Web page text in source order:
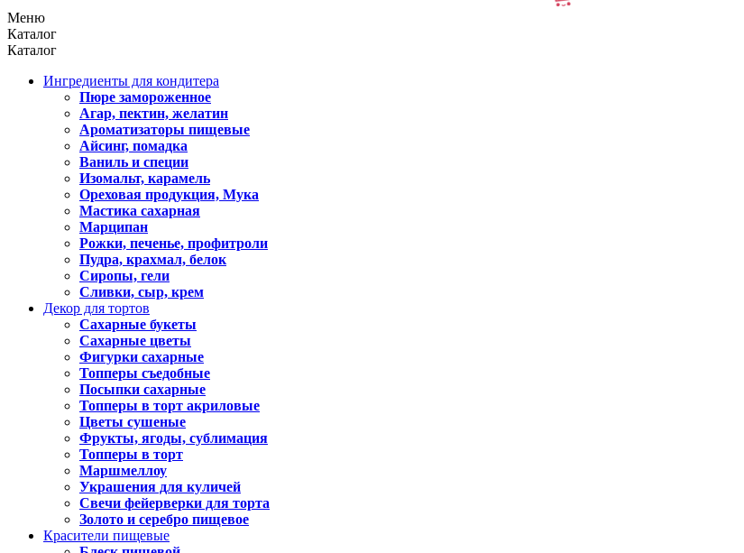
Меню
Каталог
Каталог
Ингредиенты для кондитера
Пюре замороженное
Агар, пектин, желатин
Ароматизаторы пищевые
Айсинг, помадка
Ваниль и специи
Изомальт, карамель
Ореховая продукция, Мука
Мастика сахарная
Марципан
Рожки, печенье, профитроли
Пудра, крахмал, белок
Сиропы, гели
Сливки, сыр, крем
Декор для тортов
Сахарные букеты
Сахарные цветы
Фигурки сахарные
Топперы съедобные
Посыпки сахарные
Топперы в торт акриловые
Цветы сушеные
Фрукты, ягоды, сублимация
Топперы в торт
Маршмеллоу
Украшения для куличей
Свечи фейерверки для торта
Золото и серебро пищевое
Красители пищевые